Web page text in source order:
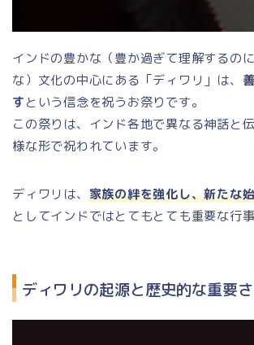
インドの豊かな（豊か過ぎて理解するの
な）文化の中心にある「ディワリ」は、
すという信念を祝うお祭りです。
この祭りは、インド各地で異なる神話と
様な形で祝われています。
ディワリは、 家族の絆を強化し、新たな
としてインドではとてもとても重要な行事
ディワリの起源と歴史的な重要さ